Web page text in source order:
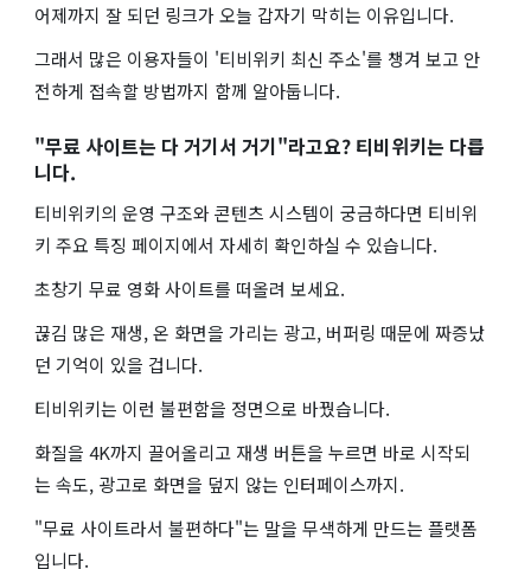
어제까지 잘 되던 링크가 오늘 갑자기 막히는 이유입니다.
그래서 많은 이용자들이 '티비위키 최신 주소'를 챙겨 보고 안
전하게 접속할 방법까지 함께 알아둡니다.
"무료 사이트는 다 거기서 거기"라고요? 티비위키는 다릅
니다.
티비위키의 운영 구조와 콘텐츠 시스템이 궁금하다면 티비위
키 주요 특징 페이지에서 자세히 확인하실 수 있습니다.
초창기 무료 영화 사이트를 떠올려 보세요.
끊김 많은 재생, 온 화면을 가리는 광고, 버퍼링 때문에 짜증났
던 기억이 있을 겁니다.
티비위키는 이런 불편함을 정면으로 바꿨습니다.
화질을 4K까지 끌어올리고 재생 버튼을 누르면 바로 시작되
는 속도, 광고로 화면을 덮지 않는 인터페이스까지.
"무료 사이트라서 불편하다"는 말을 무색하게 만드는 플랫폼
입니다.